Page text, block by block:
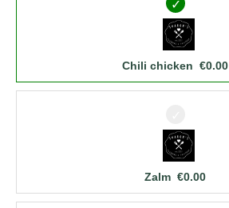
Chili chicken €0.00
Zalm €0.00